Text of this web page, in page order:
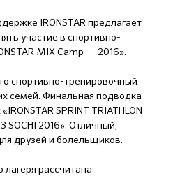
IRONSTAR предлагает
участие в спортивно-
MIX Camp — 2016».
спортивно-тренировочный
семей. Финальная подводка
SPRINT TRIATHLON
SOCHI 2016». Отличный,
друзей и болельщиков.
рассчитана